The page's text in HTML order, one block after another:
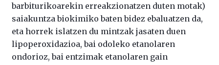
barbiturikoarekin erreakzionatzen duten motak)
saiakuntza biokimiko baten bidez ebaluatzen da,
eta horrek islatzen du mintzak jasaten duen
lipoperoxidazioa, bai odoleko etanolaren
ondorioz, bai entzimak etanolaren gain